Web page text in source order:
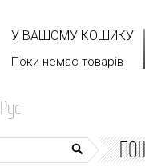
У ВАШОМУ КОШИКУ
Поки немає товарів
Рус